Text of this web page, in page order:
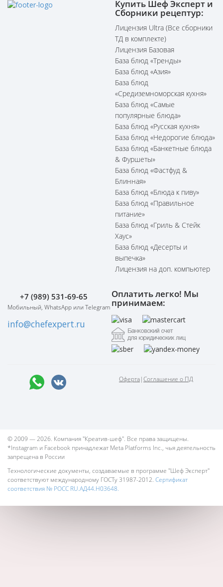
Купить Шеф Эксперт и
Сборники рецептур:
Лицензия Ultra (Все сборники
ТД в комплекте)
Лицензия Базовая
База блюд «Тренды»
База блюд «Азия»
База блюд
«Средиземноморская кухня»
База блюд «Самые
популярные блюда»
База блюд «Русская кухня»
База блюд «Недорогие блюда»
База блюд «Банкетные блюда
& Фуршеты»
База блюд «Фастфуд &
Блинная»
База блюд «Блюда к пиву»
База блюд «Правильное
питание»
База блюд «Гриль & Стейк
Хаус»
База блюд «Десерты и
выпечка»
Лицензия на доп. компьютер
+7 (989) 531-69-65
Мобильный, WhatsApp или Telegram
info@chefexpert.ru
Оплатить легко! Мы
принимаем:
Оферта|Соглашение о ПД
© 2009 — 2026. Компания "Креатив-шеф". Все права защищены.
*Instagram и Facebook принадлежат Meta Platforms Inc., чья деятельность
запрещена в России
Технологические документы, создаваемые в программе "Шеф Эксперт"
соответствуют международному ГОСТу 31987-2012. Сертификат
соответствия № РОСС RU.АД44.Н03648.